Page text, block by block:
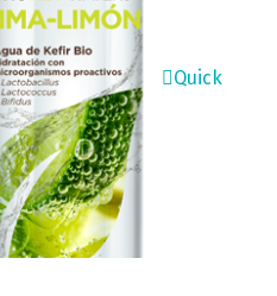
Quick